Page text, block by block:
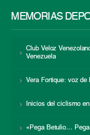
MEMORIAS
Club Veloz
Venezuela
Vera Fortique: voz de
Inicios del ciclismo
«Pega Betulio…